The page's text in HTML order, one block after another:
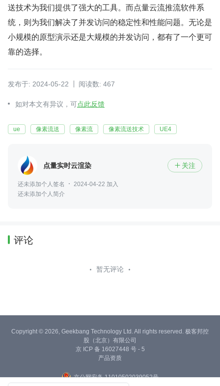
送技术为我们提供了强大的工具。而点量云流推流软件系
统，则为我们解决了并发访问的稳定性和性能问题。无论是
小规模的原型演示还是大规模的并发访问，都有了一个更可
靠的选择。
发布于: 2024-05-22 阅读数: 467
如对本文有异议，可点此反馈
ue 像素流送 像素流 像素流送技术 UE4
点量实时云渲染  关注
还未添加个人签名
2024-04-22 加入
还未添加个人简介
评论
暂无评论
Copyright © 2026, Geekbang Technology Ltd. All rights reserved. 极客邦控
股（北京）有限公司
京 ICP 备 16027448 号 - 5
产品资质
京公网安备 11010502039052号